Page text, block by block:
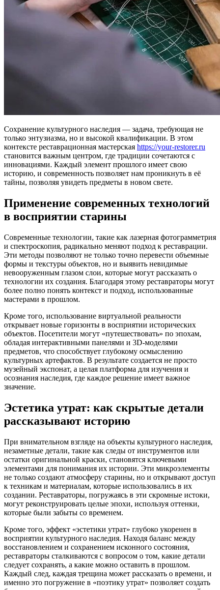
Сохранение культурного наследия — задача, требующая не
только энтузиазма, но и высокой квалификации. В этом
контексте реставрационная мастерская https://your-restorer.ru
становится важным центром, где традиции сочетаются с
инновациями. Каждый элемент прошлого имеет свою
историю, и современность позволяет нам проникнуть в её
тайны, позволяя увидеть предметы в новом свете.
Применение современных технологий
в восприятии старины
Современные технологии, такие как лазерная фотограмметрия
и спектроскопия, радикально меняют подход к реставрации.
Эти методы позволяют не только точно перевести объемные
формы и текстуры объектов, но и выявить невидимые
невооруженным глазом слои, которые могут рассказать о
технологии их создания. Благодаря этому реставраторы могут
более полно понять контекст и подход, использованные
мастерами в прошлом.
Кроме того, использование виртуальной реальности
открывает новые горизонты в восприятии исторических
объектов. Посетители могут «путешествовать» по эпохам,
обладая интерактивными панелями и 3D-моделями
предметов, что способствует глубокому осмыслению
культурных артефактов. В результате создается не просто
музейный экспонат, а целая платформа для изучения и
осознания наследия, где каждое решение имеет важное
значение.
Эстетика утрат: как скрытые детали
рассказывают историю
При внимательном взгляде на объекты культурного наследия,
незаметные детали, такие как следы от инструментов или
остатки оригинальной краски, становятся ключевыми
элементами для понимания их истории. Эти микроэлементы
не только создают атмосферу старины, но и открывают доступ
к техникам и материалам, которые использовались в их
создании. Реставраторы, погружаясь в эти скромные истоки,
могут реконструировать целые эпохи, используя оттенки,
которые были забыты со временем.
Кроме того, эффект «эстетики утрат» глубоко укоренен в
восприятии культурного наследия. Находя баланс между
восстановлением и сохранением исконного состояния,
реставраторы сталкиваются с вопросом о том, какие детали
следует сохранять, а какие можно оставить в прошлом.
Каждый след, каждая трещина может рассказать о времени, и
именно это погружение в «поэтику утрат» позволяет создать